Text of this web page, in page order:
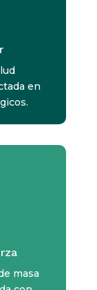
en
masa